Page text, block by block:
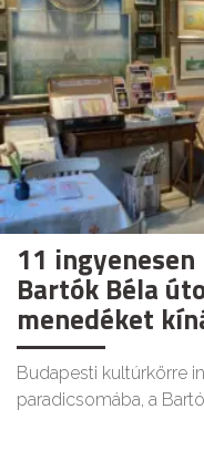
11
Bartók Béla
menedéket
Budapesti kultúrkörre
paradicsomába, a